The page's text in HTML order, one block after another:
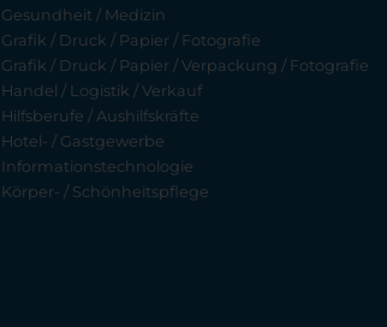
Gesundheit / Medizin
Grafik / Druck / Papier / Fotografie
Grafik / Druck / Papier / Verpackung / Fotografie
Handel / Logistik / Verkauf
Hilfsberufe / Aushilfskräfte
Hotel- / Gastgewerbe
Informationstechnologie
Körper- / Schönheitspflege